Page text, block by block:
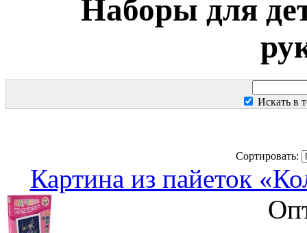
Наборы для
Искать в
Сортировать:
Картина из пайеток